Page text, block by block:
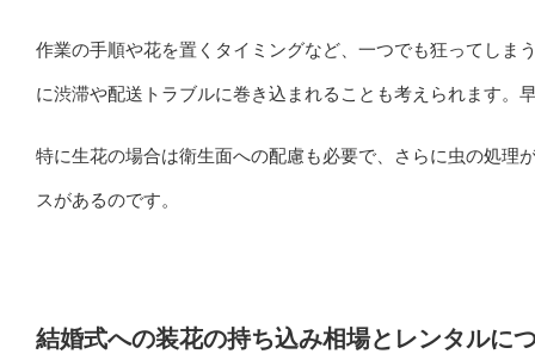
作業の手順や花を置くタイミングなど、一つでも狂ってしま
に渋滞や配送トラブルに巻き込まれることも考えられます
特に生花の場合は衛生面への配慮も必要で、さらに虫の処理
スがあるのです。
結婚式への装花の持ち込み相場とレンタルに